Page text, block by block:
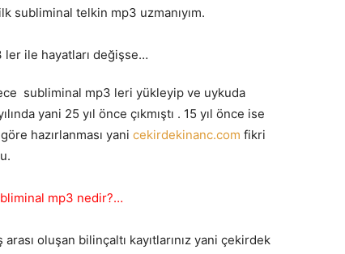
subliminal telkin mp3 uzmanıyım.
ile hayatları değişse…
subliminal mp3 leri yükleyip ve uykuda
yani 25 yıl önce çıkmıştı . 15 yıl önce ise
hazırlanması yani cekirdekinanc.com fikri
mp3 nedir?…
oluşan bilinçaltı kayıtlarınız yani çekirdek